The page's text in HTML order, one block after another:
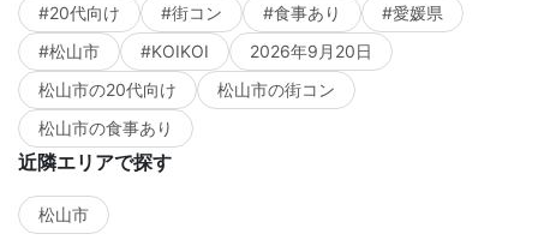
#20代向け #街コン #食事あり
#愛媛県
#松山市
#KOIKOI
2026年9月20日
松山市の20代向け
松山市の街コン
松山市の食事あり
近隣エリアで探す
松山市